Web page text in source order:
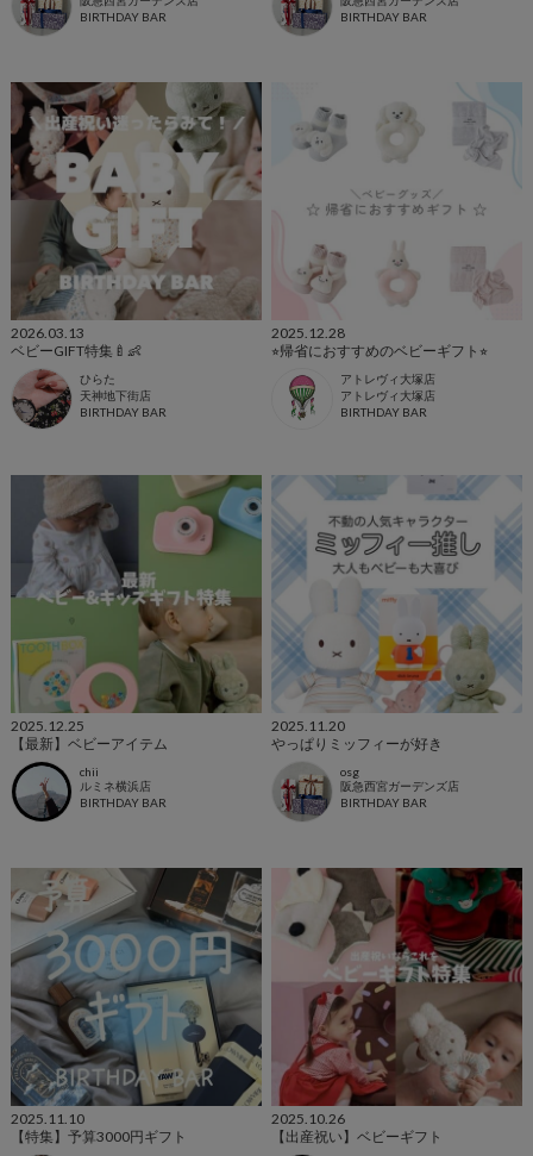
BIRTHDAY BAR
BIRTHDAY BAR
2026.03.13
ベビーGIFT特集🍼👶
ひらた
天神地下街店
BIRTHDAY BAR
2025.12.28
⭐︎帰省におすすめのベビーギフト⭐︎
アトレヴィ大塚店
アトレヴィ大塚店
BIRTHDAY BAR
2025.12.25
【最新】ベビーアイテム
chii
ルミネ横浜店
BIRTHDAY BAR
2025.11.20
やっぱりミッフィーが好き
osg
阪急西宮ガーデンズ店
BIRTHDAY BAR
2025.11.10
【特集】予算3000円ギフト
2025.10.26
【出産祝い】ベビーギフト